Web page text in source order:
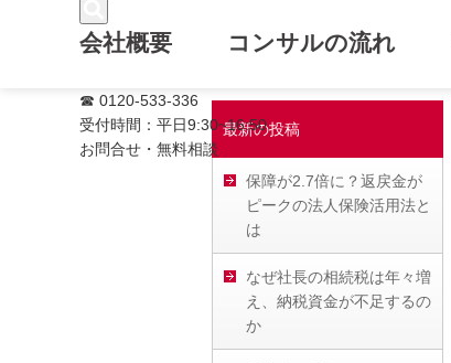
会社概要 コンサルの流れ
☎ 0120-533-336
受付時間：平日9:30~16:50
お問合せ・無料相談
最新の投稿
保障が2.7倍に？返戻金が
ピークの法人保険活用法と
は
なぜ社長の相続税は年々増
え、納税資金が不足するの
か